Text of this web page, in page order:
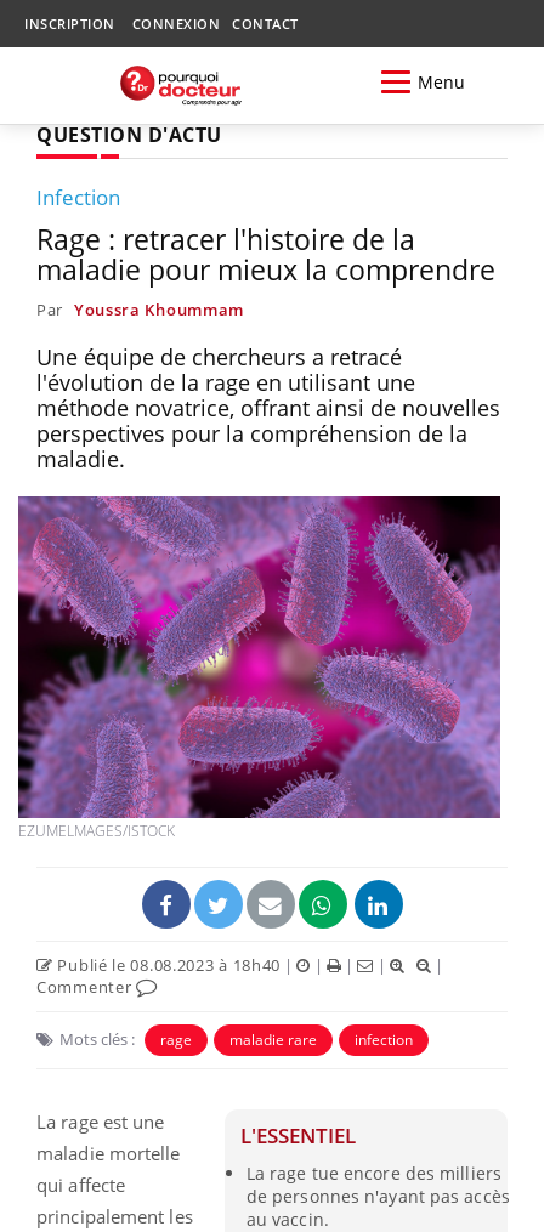
INSCRIPTION CONNEXION CONTACT
Menu
QUESTION D'ACTU
Infection
Rage : retracer l'histoire de la
maladie pour mieux la comprendre
Par Youssra Khoummam
Une équipe de chercheurs a retracé
l'évolution de la rage en utilisant une
méthode novatrice, offrant ainsi de nouvelles
perspectives pour la compréhension de la
maladie.
EZUMELMAGES/ISTOCK
Publié le 08.08.2023 à 18h40 | | | |
|
Commenter
Mots clés : rage maladie rare infection
L'ESSENTIEL
La rage tue encore des milliers
de personnes n'ayant pas accès
au vaccin.
La rage est une
maladie mortelle
qui affecte
principalement les